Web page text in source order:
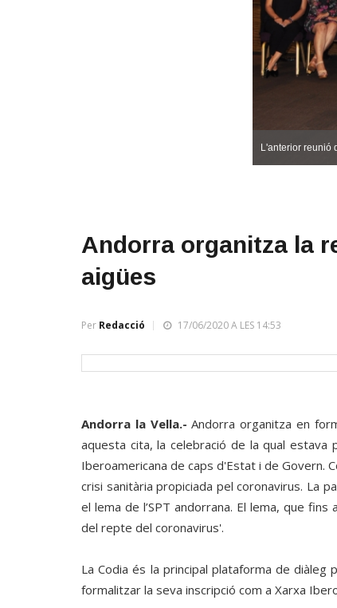
L'anterior reunió
Andorra organitza la
aigües
Per Redacció 17/06/2020 A LES 14:53
Andorra la Vella.- Andorra organitza en
aquesta cita, la celebració de la qual
Iberoamericana de caps d'Estat i de Govern.
crisi sanitària propiciada pel coronavirus. La
el lema de l’SPT andorrana. El lema, que
del repte del coronavirus'.
La Codia és la principal plataforma de diàleg
formalitzar la seva inscripció com a Xarxa